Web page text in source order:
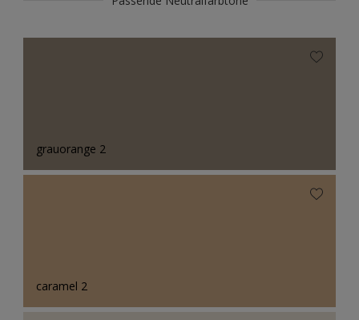
grauorange 2
caramel 2